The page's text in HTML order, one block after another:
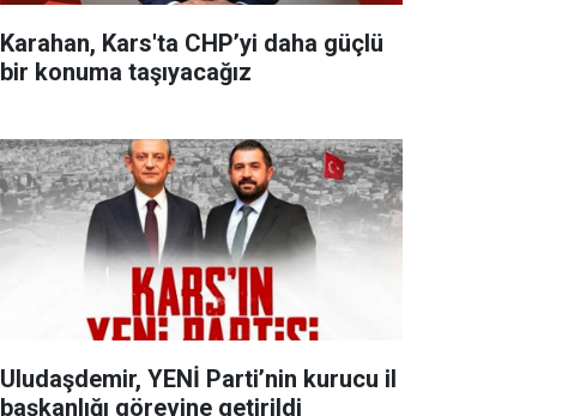
Karahan, Kars'ta CHP’yi daha güçlü
bir konuma taşıyacağız
Uludaşdemir, YENİ Parti’nin kurucu il
başkanlığı görevine getirildi